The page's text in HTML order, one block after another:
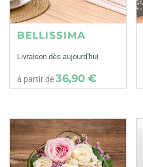
BELLISSIMA
Livraison dès aujourd'hui
à partir de36,90 €